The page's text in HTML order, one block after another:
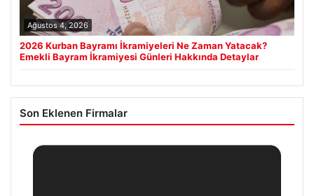
Ağustos 4, 2026
2026 Kurban Bayramı İkramiyeleri Ne Zaman Yatacak?
Emekli Bayram İkramiyesi Günleri Hakkında Detaylar
Son Eklenen Firmalar